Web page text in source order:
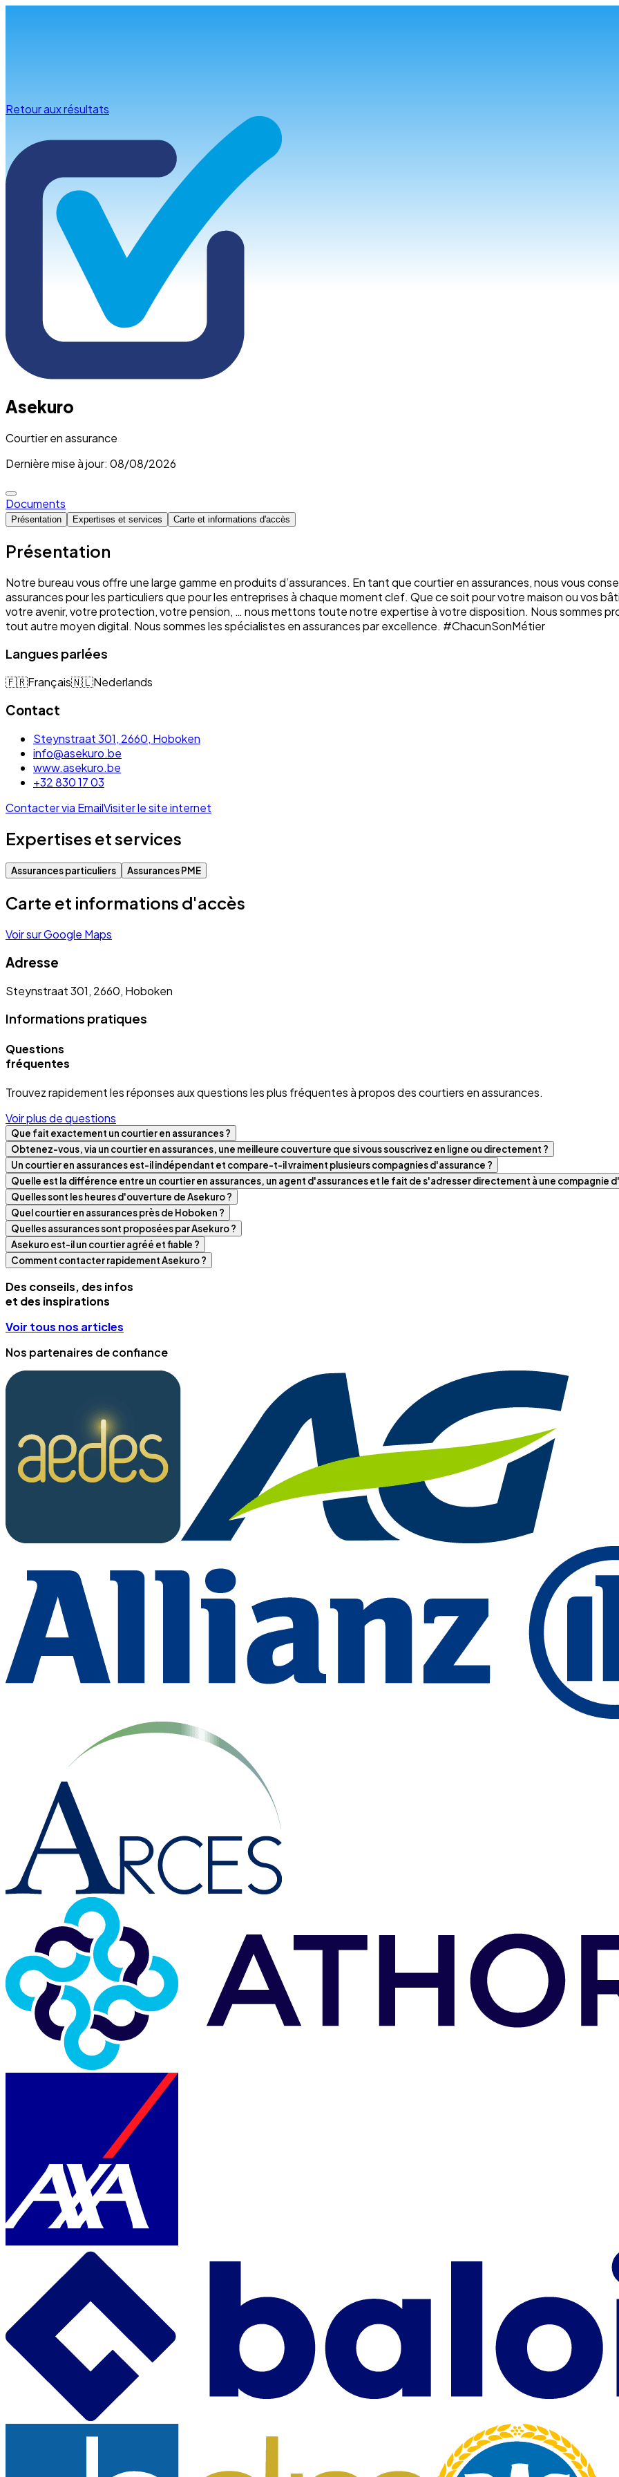
Retour aux résultats
Asekuro
Courtier en assurance
Dernière mise à jour: 08/08/2026
Documents
Présentation Expertises et services Carte et informations d'accès
Présentation
Notre bureau vous offre une large gamme en produits d’assurances. En tant que courtier en assurances, nous vous
assurances pour les particuliers que pour les entreprises à chaque moment clef. Que ce soit pour votre maison ou vos
votre avenir, votre protection, votre pension, … nous mettons toute notre expertise à votre disposition. Nous sommes
tout autre moyen digital. Nous sommes les spécialistes en assurances par excellence. #ChacunSonMétier
Langues parlées
🇫🇷Français🇳🇱Nederlands
Contact
Steynstraat 301, 2660, Hoboken
info@asekuro.be
www.asekuro.be
+32 830 17 03
Contacter via EmailVisiter le site internet
Expertises et services
Assurances particuliers Assurances PME
Carte et informations d'accès
Voir sur Google Maps
Adresse
Steynstraat 301, 2660, Hoboken
Informations pratiques
Questions
fréquentes
Trouvez rapidement les réponses aux questions les plus fréquentes à propos des courtiers en assurances.
Voir plus de questions
Que fait exactement un courtier en assurances ?
Obtenez-vous, via un courtier en assurances, une meilleure couverture que si vous souscrivez en ligne ou directement ?
Un courtier en assurances est-il indépendant et compare-t-il vraiment plusieurs compagnies d'assurance ?
Quelle est la différence entre un courtier en assurances, un agent d'assurances et le fait de s'adresser directement à une compagnie
Quelles sont les heures d'ouverture de Asekuro ?
Quel courtier en assurances près de Hoboken ?
Quelles assurances sont proposées par Asekuro ?
Asekuro est-il un courtier agréé et fiable ?
Comment contacter rapidement Asekuro ?
Des conseils, des infos
et des inspirations
Voir tous nos articles
Nos partenaires de confiance